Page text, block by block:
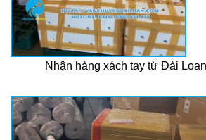
Nhận hàng xách tay từ Đài